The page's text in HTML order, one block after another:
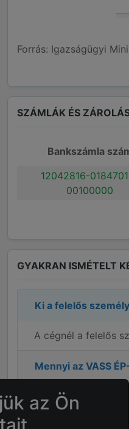
Forrás: Igazságügyi
SZÁMLÁK ÉS
Bankszámla
12042816-
00100000
GYAKRAN ISMÉTELT
Ki a felelős
A cégnél a felelős
Mennyi az VASS
Mekkora a
az Ön